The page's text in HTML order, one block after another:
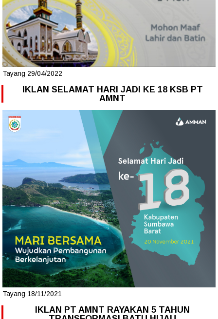
Tayang 29/04/2022
IKLAN SELAMAT HARI JADI KE 18 KSB PT
AMNT
Tayang 18/11/2021
IKLAN PT AMNT RAYAKAN 5 TAHUN